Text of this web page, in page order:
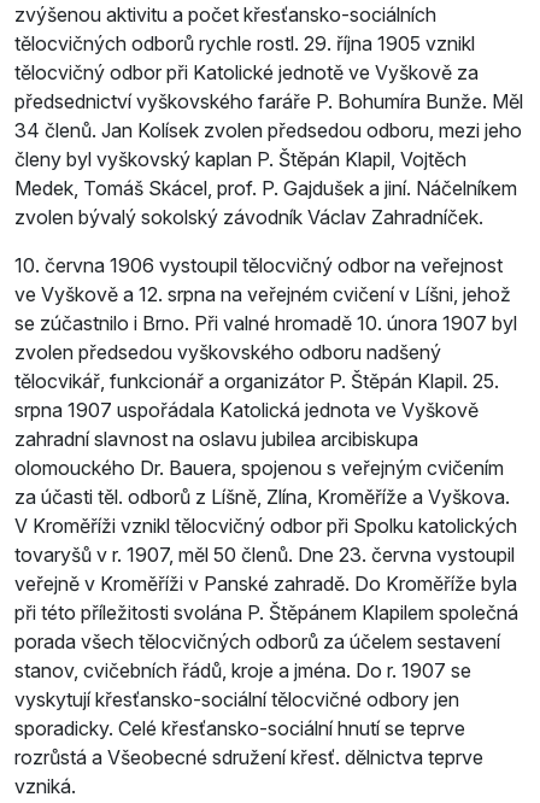
zvýšenou aktivitu a počet křesťansko-sociálních
tělocvičných odborů rychle rostl. 29. října 1905 vznikl
tělocvičný odbor při Katolické jednotě ve Vyškově za
předsednictví vyškovského faráře P. Bohumíra Bunže. Měl
34 členů. Jan Kolísek zvolen předsedou odboru, mezi jeho
členy byl vyškovský kaplan P. Štěpán Klapil, Vojtěch
Medek, Tomáš Skácel, prof. P. Gajdušek a jiní. Náčelníkem
zvolen bývalý sokolský závodník Václav Zahradníček.
10. června 1906 vystoupil tělocvičný odbor na veřejnost
ve Vyškově a 12. srpna na veřejném cvičení v Líšni, jehož
se zúčastnilo i Brno. Při valné hromadě 10. února 1907 byl
zvolen předsedou vyškovského odboru nadšený
tělocvikář, funkcionář a organizátor P. Štěpán Klapil. 25.
srpna 1907 uspořádala Katolická jednota ve Vyškově
zahradní slavnost na oslavu jubilea arcibiskupa
olomouckého Dr. Bauera, spojenou s veřejným cvičením
za účasti těl. odborů z Líšně, Zlína, Kroměříže a Vyškova.
V Kroměříži vznikl tělocvičný odbor při Spolku katolických
tovaryšů v r. 1907, měl 50 členů. Dne 23. června vystoupil
veřejně v Kroměříži v Panské zahradě. Do Kroměříže byla
při této příležitosti svolána P. Štěpánem Klapilem společná
porada všech tělocvičných odborů za účelem sestavení
stanov, cvičebních řádů, kroje a jména. Do r. 1907 se
vyskytují křesťansko-sociální tělocvičné odbory jen
sporadicky. Celé křesťansko-sociální hnutí se teprve
rozrůstá a Všeobecné sdružení křesť. dělnictva teprve
vzniká.